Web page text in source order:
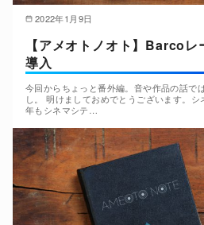
2022年1月9日
【アメオトノオト】Barco
導入
今回からちょっと番外編。音や作品の話で
し。 明けましておめでとうございます。
年もシネマシテ…